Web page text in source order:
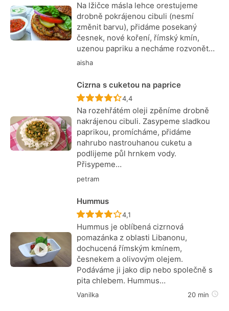
Na lžičce másla lehce orestujeme
drobně pokrájenou cibuli (nesmí
změnit barvu), přidáme posekaný
česnek, nové koření, římský kmín,
uzenou papriku a necháme rozvonět…
aisha
Cizrna s cuketou na paprice
Recept ještě nebyl hodnocen
4,4
Na rozehřátém oleji zpěníme drobně
nakrájenou cibuli. Zasypeme sladkou
paprikou, promícháme, přidáme
nahrubo nastrouhanou cuketu a
podlijeme půl hrnkem vody.
Přisypeme…
petram
Hummus
Recept ještě nebyl hodnocen
4,1
Hummus je oblíbená cizrnová
pomazánka z oblasti Libanonu,
dochucená římským kmínem,
česnekem a olivovým olejem.
Podáváme ji jako dip nebo společně s
pita chlebem. Hummus…
Vanilka 20 min